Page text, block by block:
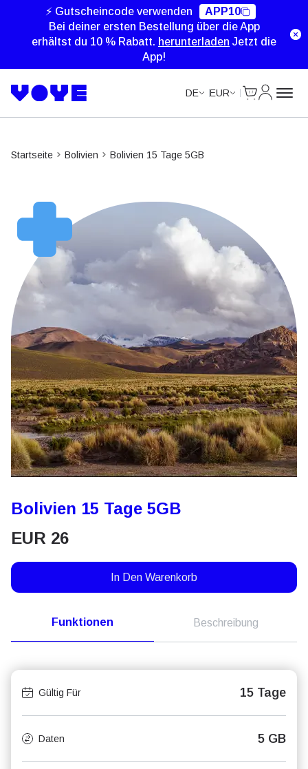
⚡ Gutscheincode verwenden
APP10
Bei deiner ersten Bestellung über die App
erhältst du 10 % Rabatt. herunterladen Jetzt die
App!
DE EUR
Startseite Bolivien Bolivien 15 Tage 5GB
Bolivien 15 Tage 5GB
EUR 26
In Den Warenkorb
Funktionen Beschreibung
Gültig Für 15 Tage
Daten 5 GB